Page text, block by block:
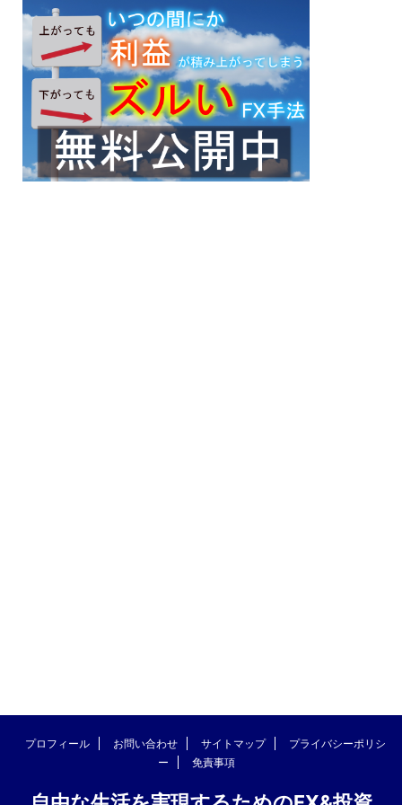
プロフィール お問い合わせ サイトマップ
プライバシーポリシ
ー
免責事項